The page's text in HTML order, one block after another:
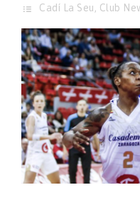
Cadí La Seu, Club